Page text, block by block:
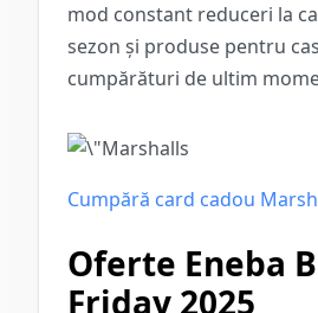
mod constant reduceri la
sezon și produse pentru
cumpărături de ultim
Cumpără card cadou
Oferte Eneba
Friday 2025